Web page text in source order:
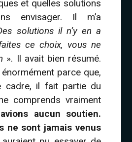
et quelles solutions
envisager. Il m’a
solutions il n’y en a
ce choix, vous ne
». Il avait bien résumé.
parce que,
cadre, il fait partie du
comprends vraiment
aucun soutien.
ne sont jamais venus